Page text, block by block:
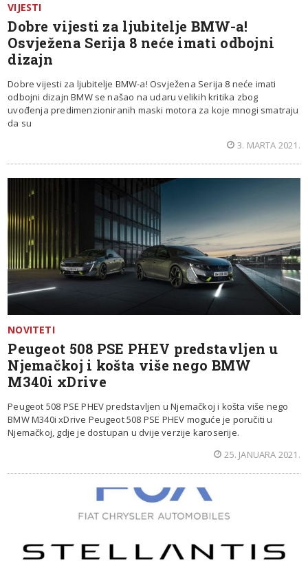
VIJESTI
Dobre vijesti za ljubitelje BMW-a!
Osvježena Serija 8 neće imati odbojni
dizajn
Dobre vijesti za ljubitelje BMW-a! Osvježena Serija 8 neće imati
odbojni dizajn BMW se našao na udaru velikih kritika zbog
uvođenja predimenzioniranih maski motora za koje mnogi smatraju
da su
3. MARTA 2021.
NOVITETI
Peugeot 508 PSE PHEV predstavljen u
Njemačkoj i košta više nego BMW
M340i xDrive
Peugeot 508 PSE PHEV predstavljen u Njemačkoj i košta više nego
BMW M340i xDrive Peugeot 508 PSE PHEV moguće je poručiti u
Njemačkoj, gdje je dostupan u dvije verzije karoserije.
25. JANUARA 2021.